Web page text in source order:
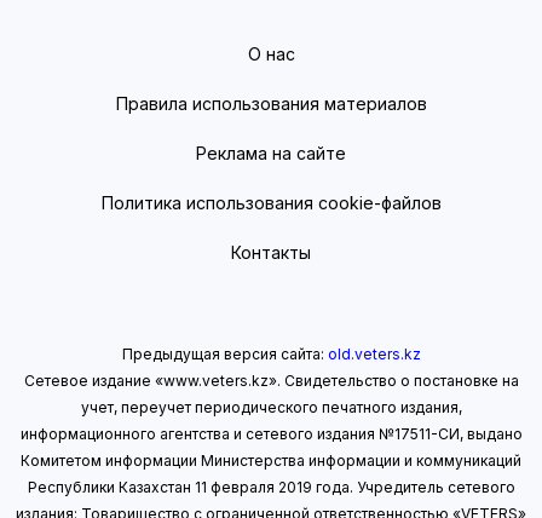
О нас
Правила использования материалов
Реклама на сайте
Политика использования cookie-файлов
Контакты
Предыдущая версия сайта: old.veters.kz
Сетевое издание «www.veters.kz». Свидетельство о постановке на
учет, переучет периодического печатного издания,
информационного агентства и сетевого издания №17511-СИ, выдано
Комитетом информации Министерства информации и коммуникаций
Республики Казахстан 11 февраля 2019 года. Учредитель сетевого
издания: Товарищество с ограниченной ответственностью «VETERS»